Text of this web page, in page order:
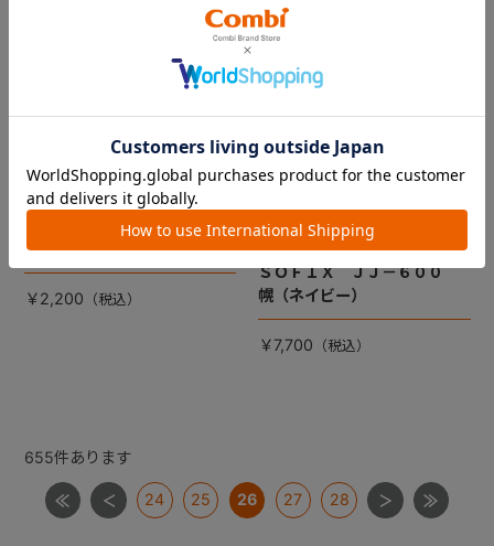
マルゴット BE 肩ベルトカ
バー（ランプブラック）
￥2,200
クルムーヴスマート エッグ
ショック ＪＪ－５５０／Ｉ
ＳＯＦＩＸ ＪＪ－６００
幌（ネイビー）
￥7,700
655件あります
24 25 26 27 28